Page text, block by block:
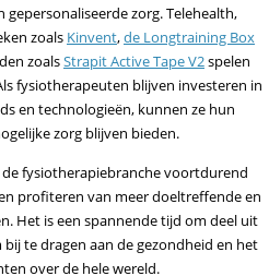
zorg. Telehealth,
zoals Kinvent,de Longtraining Box
zoalsStrapit Active Tape V2spelen
fysiotherapeuten blijven investeren in
en technologieën, kunnen ze hun
zorg blijven bieden.
fysiotherapiebranche voortdurend
profiteren van meer doeltreffende en
Het is een spannende tijd om deel uit
te dragen aan de gezondheid en het
over de hele wereld.